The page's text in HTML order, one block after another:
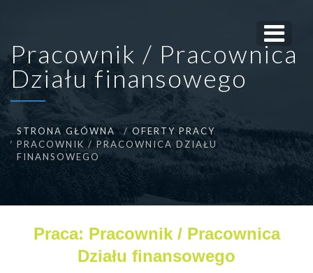
Pracownik / Pracownica
Działu finansowego
STRONA GŁÓWNA
OFERTY PRACY
PRACOWNIK / PRACOWNICA DZIAŁU
FINANSOWEGO
Praca: Pracownik / Pracownica
Działu finansowego